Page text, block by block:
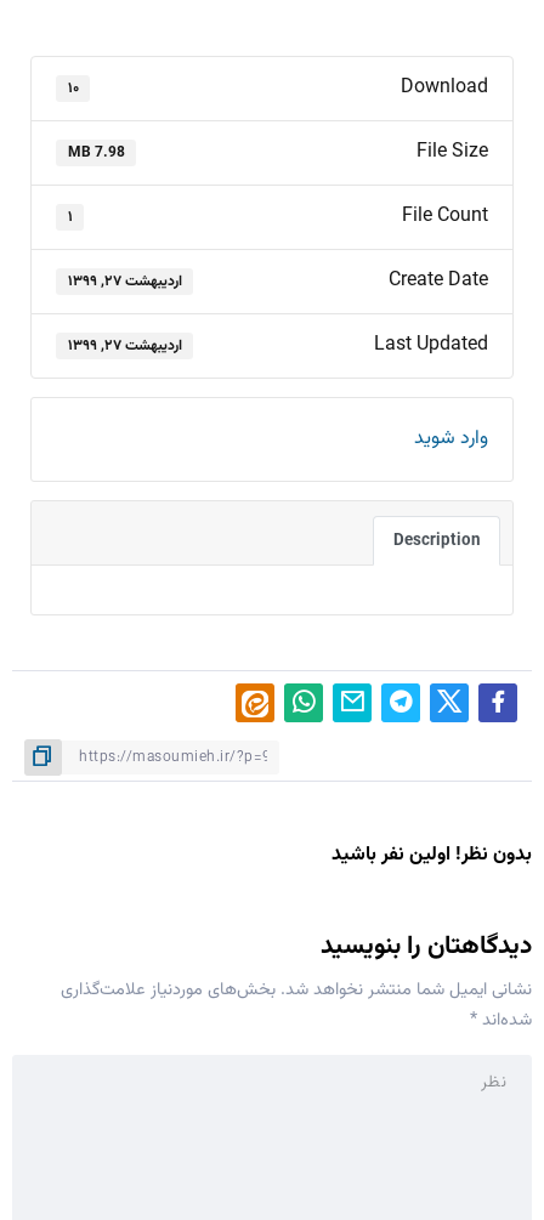
Download ۱۰
File Size
7.98 MB
File Count ۱
Create Date اردیبهشت ۲۷, ۱۳۹۹
Last Updated اردیبهشت ۲۷, ۱۳۹۹
وارد شوید
Description
بدون نظر! اولین نفر باشید
دیدگاهتان را بنویسید
نشانی ایمیل شما منتشر نخواهد شد. بخش‌های موردنیاز علامت‌گذاری
شده‌اند*